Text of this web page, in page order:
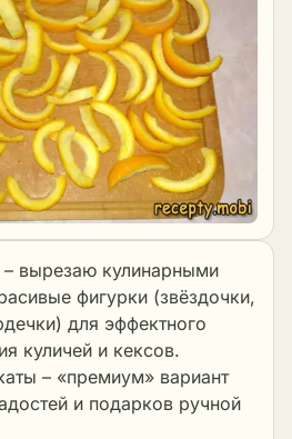
вырезаю кулинарными
фигурки (звёздочки,
для эффектного
куличей и кексов.
– «премиум» вариант
и подарков ручной